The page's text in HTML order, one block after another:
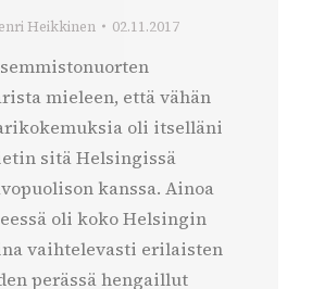
Heikkinen 02.11.2017
mieleen, että vähän
oli itselläni
sitä Helsingissä
kanssa. Ainoa
oli koko Helsingin
vaihtelevasti erilaisten
perässä hengaillut